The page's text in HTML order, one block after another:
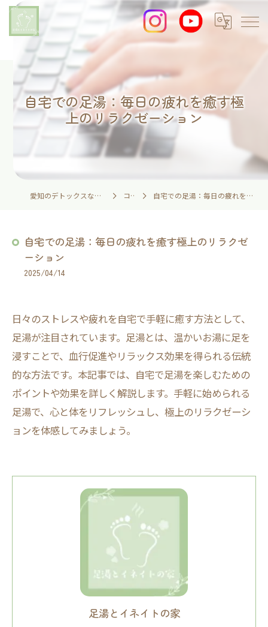
自宅での足湯：毎日の疲れを癒す極
上のリラクゼーション
愛知のデトックスなら足湯とイネイトの家 コラム 自宅での足湯：毎日の疲れを癒す極上のリラクゼーション
自宅での足湯：毎日の疲れを癒す極上のリラクゼ
ーション
2025/04/14
日々のストレスや疲れを自宅で手軽に癒す方法として、
足湯が注目されています。足湯とは、温かいお湯に足を
浸すことで、血行促進やリラックス効果を得られる伝統
的な方法です。本記事では、自宅で足湯を楽しむための
ポイントや効果を詳しく解説します。手軽に始められる
足湯で、心と体をリフレッシュし、極上のリラクゼーシ
ョンを体感してみましょう。
足湯とイネイトの家